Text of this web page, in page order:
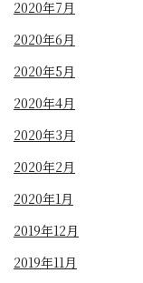
2020年7月
2020年6月
2020年5月
2020年4月
2020年3月
2020年2月
2020年1月
2019年12月
2019年11月